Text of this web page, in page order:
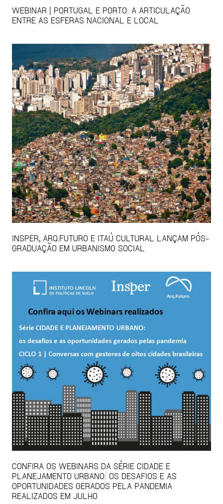
WEBINAR | PORTUGAL E PORTO: A ARTICULAÇÃO
ENTRE AS ESFERAS NACIONAL E LOCAL
INSPER, ARQ.FUTURO E ITAÚ CULTURAL LANÇAM PÓS-
GRADUAÇÃO EM URBANISMO SOCIAL
CONFIRA OS WEBINARS DA SÉRIE CIDADE E
PLANEJAMENTO URBANO: OS DESAFIOS E AS
OPORTUNIDADES GERADOS PELA PANDEMIA
REALIZADOS EM JULHO